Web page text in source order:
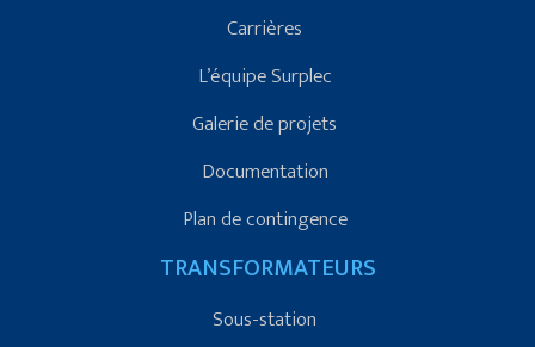
Carrières
L’équipe Surplec
Galerie de projets
Documentation
Plan de contingence
TRANSFORMATEURS
Sous-station